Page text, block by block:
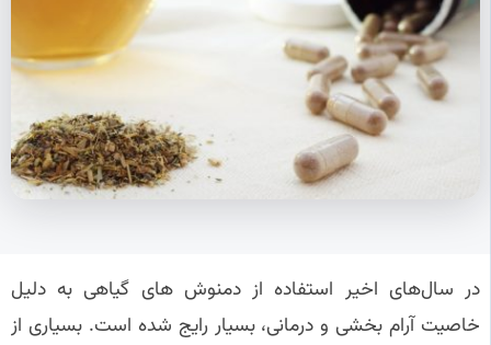
در سال‌های اخیر استفاده از دمنوش‌ های گیاهی به دلیل
خاصیت آرام‌ بخشی و درمانی، بسیار رایج شده است. بسیاری از